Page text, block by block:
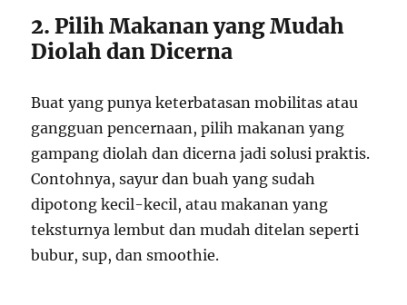
2. Pilih Makanan yang Mudah
Diolah dan Dicerna
Buat yang punya keterbatasan mobilitas atau
gangguan pencernaan, pilih makanan yang
gampang diolah dan dicerna jadi solusi praktis.
Contohnya, sayur dan buah yang sudah
dipotong kecil-kecil, atau makanan yang
teksturnya lembut dan mudah ditelan seperti
bubur, sup, dan smoothie.